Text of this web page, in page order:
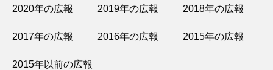
2020年の広報 2019年の広報 2018年の広報
2017年の広報 2016年の広報 2015年の広報
2015年以前の広報